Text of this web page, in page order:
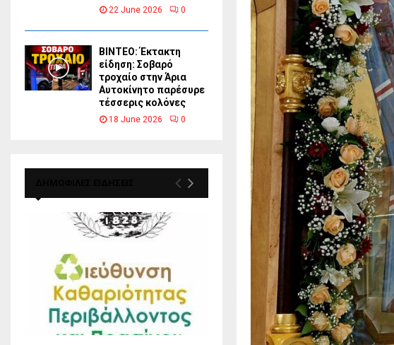
22 June 2026 0
ΒΙΝΤΕΟ: Έκτακτη
είδηση: Σοβαρό
τροχαίο στην Άρια
Αυτοκίνητο παρέσυρε
τέσσερις κολόνες
18 June 2026 0